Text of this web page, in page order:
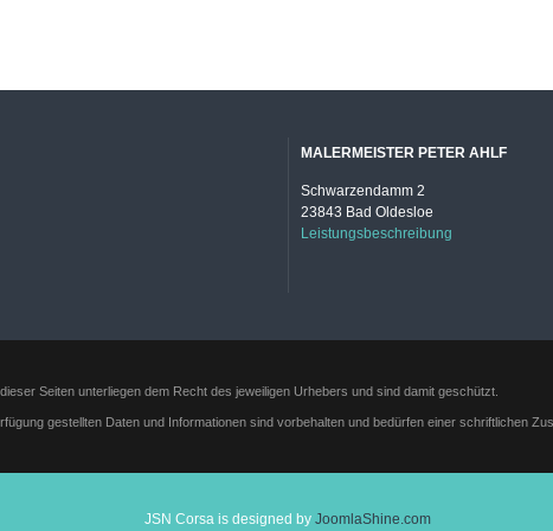
MALERMEISTER PETER AHLF
Schwarzendamm 2
23843 Bad Oldesloe
Leistungsbeschreibung
Seiten unterliegen dem Recht des jeweiligen Urhebers und sind damit geschützt.
gestellten Daten und Informationen sind vorbehalten und bedürfen einer schriftlichen
JSN Corsa is designed by JoomlaShine.com